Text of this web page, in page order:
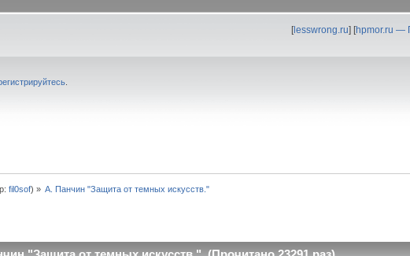
[lesswrong.ru] [hpmor.ru —
fil0sof) » А. Панчин "Защита от темных искусств."